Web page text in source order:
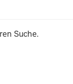
Suche.